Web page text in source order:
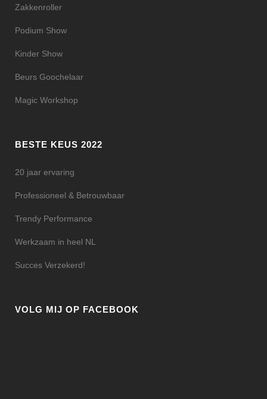
Zakkenroller
Podium Show
Kinder Show
Beurs Goochelaar
Magic Workshop
BESTE KEUS 2022
20 jaar ervaring
Professioneel & Betrouwbaar
Trendy Performance
Werkzaam in heel NL
Succes Verzekerd!
VOLG MIJ OP FACEBOOK